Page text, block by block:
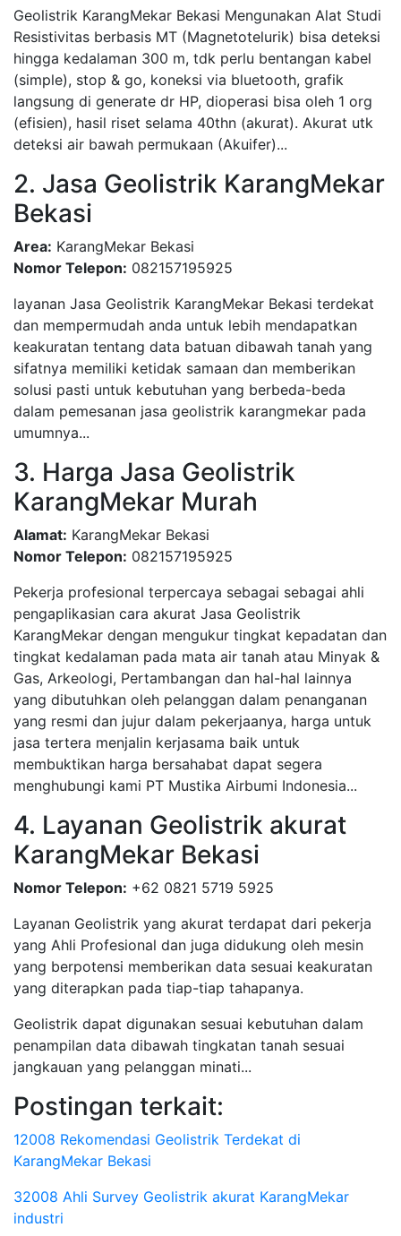
Geolistrik KarangMekar Bekasi Mengunakan Alat Studi
Resistivitas berbasis MT (Magnetotelurik) bisa deteksi
hingga kedalaman 300 m, tdk perlu bentangan kabel
(simple), stop & go, koneksi via bluetooth, grafik
langsung di generate dr HP, dioperasi bisa oleh 1 org
(efisien), hasil riset selama 40thn (akurat). Akurat utk
deteksi air bawah permukaan (Akuifer)...
2. Jasa Geolistrik KarangMekar
Bekasi
Area: KarangMekar Bekasi
Nomor Telepon: 082157195925
layanan Jasa Geolistrik KarangMekar Bekasi terdekat
dan mempermudah anda untuk lebih mendapatkan
keakuratan tentang data batuan dibawah tanah yang
sifatnya memiliki ketidak samaan dan memberikan
solusi pasti untuk kebutuhan yang berbeda-beda
dalam pemesanan jasa geolistrik karangmekar pada
umumnya...
3. Harga Jasa Geolistrik
KarangMekar Murah
Alamat: KarangMekar Bekasi
Nomor Telepon: 082157195925
Pekerja profesional terpercaya sebagai sebagai ahli
pengaplikasian cara akurat Jasa Geolistrik
KarangMekar dengan mengukur tingkat kepadatan dan
tingkat kedalaman pada mata air tanah atau Minyak &
Gas, Arkeologi, Pertambangan dan hal-hal lainnya
yang dibutuhkan oleh pelanggan dalam penanganan
yang resmi dan jujur dalam pekerjaanya, harga untuk
jasa tertera menjalin kerjasama baik untuk
membuktikan harga bersahabat dapat segera
menghubungi kami PT Mustika Airbumi Indonesia...
4. Layanan Geolistrik akurat
KarangMekar Bekasi
Nomor Telepon: +62 0821 5719 5925
Layanan Geolistrik yang akurat terdapat dari pekerja
yang Ahli Profesional dan juga didukung oleh mesin
yang berpotensi memberikan data sesuai keakuratan
yang diterapkan pada tiap-tiap tahapanya.
Geolistrik dapat digunakan sesuai kebutuhan dalam
penampilan data dibawah tingkatan tanah sesuai
jangkauan yang pelanggan minati...
Postingan terkait:
12008 Rekomendasi Geolistrik Terdekat di
KarangMekar Bekasi
32008 Ahli Survey Geolistrik akurat KarangMekar
industri